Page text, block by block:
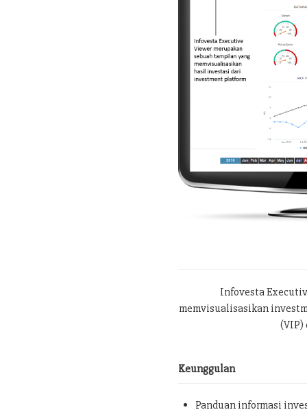
Infovesta
memvisualisasikan
(VIP)
Keunggulan
Panduan informasi